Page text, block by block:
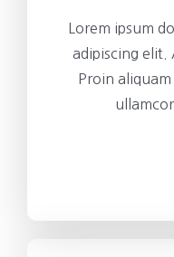
Lorem ipsum
adipiscing elit.
Proin